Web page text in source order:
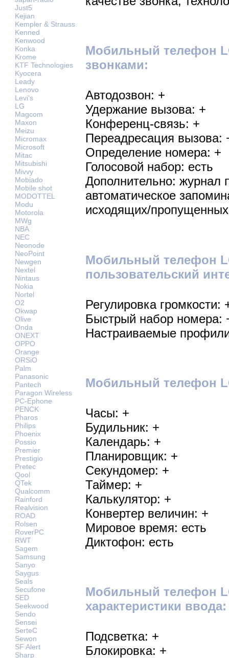
Just5
Kejian
Kempler & Strauss
Kenned
Kenwood
Konka
Krome
KTF Technologies
Kyocera
Leady
Lenovo
Levi's
LG
Magcom
Maxon
Meizu
Micromax
Microsoft
Mitac
Mitsubishi
Mivvy
Mobiado
Mobile shot
MODOTTEL
Modu
Motorola
MWg
NBA
NEC
Neonode
NeoPoint
Newgen
Nextel
Nintaus
Nokia
Nortel
O2
Okwap
Olive
Onda
ONEXT
OPPO
Orange
ORSiO
Palm
Panasonic
Pantech
Paragon Wireless
PC-Ephone
PENCK
Pharos
Philips
Phoenix
Possio
Premier
Prestigio
Pretec
Qool
QTek
Qualcomm
Rainford
Realvision
ROAD
Rolsen
RoverPC
RWT
Sagem
Samsung
Sanyo
Saygus
Seals
Secufone
SED
Seekwood
Sendo
Sensei
SerteC
Sewon
SF Alert
Sharp
Мобильный телефон
звонками:
Автодозвон: +
Удержание вызова: +
Конференц-связь: +
Переадресация вызова:
Определение номера: +
Голосовой набор: есть
Дополнительно: журнал
автоматическое
исходящих/
Мобильный телефон
пользовательский
Регулировка громкости:
Быстрый набор номера:
Настраиваемые
Мобильный телефон
Часы: +
Будильник: +
Календарь: +
Планировщик: +
Секундомер: +
Таймер: +
Калькулятор: +
Конвертер величин: +
Мировое время: есть
Диктофон: есть
Мобильный телефон
характеристики ввода:
Подсветка: +
Блокировка: +